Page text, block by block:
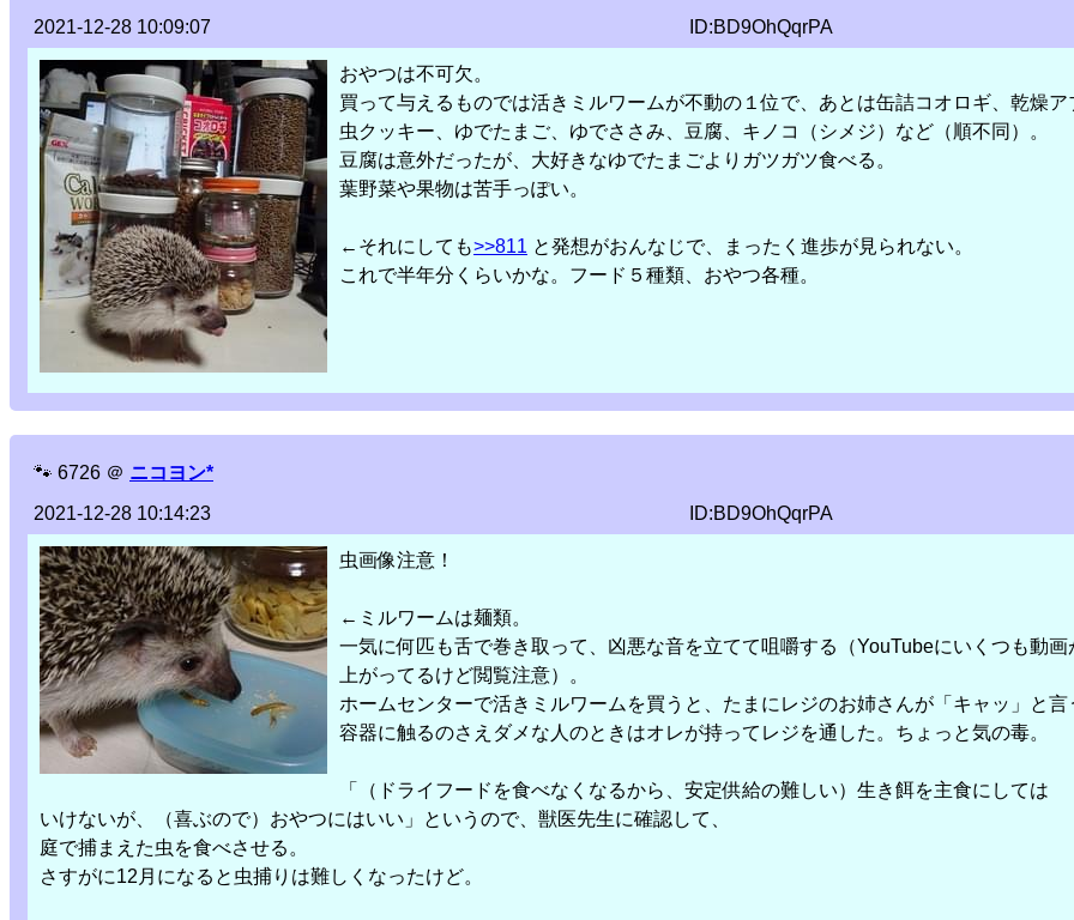
2021-12-28 10:09:07
ID:BD9OhQqrPA
おやつは不可欠。
買って与えるものでは活きミルワームが不動の１位で、あとは缶詰コオロギ、乾燥ア
虫クッキー、ゆでたまご、ゆでささみ、豆腐、キノコ（シメジ）など（順不同）。
豆腐は意外だったが、大好きなゆでたまごよりガツガツ食べる。
葉野菜や果物は苦手っぽい。
←それにしても>>811 と発想がおんなじで、まったく進歩が見られない。
これで半年分くらいかな。フード５種類、おやつ各種。
🐾 6726 ＠ ニコヨン*
2021-12-28 10:14:23
ID:BD9OhQqrPA
虫画像注意！
←ミルワームは麺類。
一気に何匹も舌で巻き取って、凶悪な音を立てて咀嚼する（YouTubeにいくつも動画
上がってるけど閲覧注意）。
ホームセンターで活きミルワームを買うと、たまにレジのお姉さんが「キャッ」と言
容器に触るのさえダメな人のときはオレが持ってレジを通した。ちょっと気の毒。
「（ドライフードを食べなくなるから、安定供給の難しい）生き餌を主食にしては
いけないが、（喜ぶので）おやつにはいい」というので、獣医先生に確認して、
庭で捕まえた虫を食べさせる。
さすがに12月になると虫捕りは難しくなったけど。